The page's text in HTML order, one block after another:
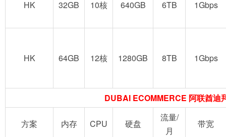
HK 32GB 10核 640GB 6TB 1Gbps
HK 64GB 12核 1280GB 8TB 1Gbps
DUBAI ECOMMERCE 阿联酋迪
方案 内存 CPU 硬盘
流量/
月
带宽